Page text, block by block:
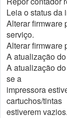
Leia o status da
Alterar firmware
serviço.
Alterar firmware
A atualização
A atualização
se a
impressora
cartuchos/tintas
estiverem vazios.